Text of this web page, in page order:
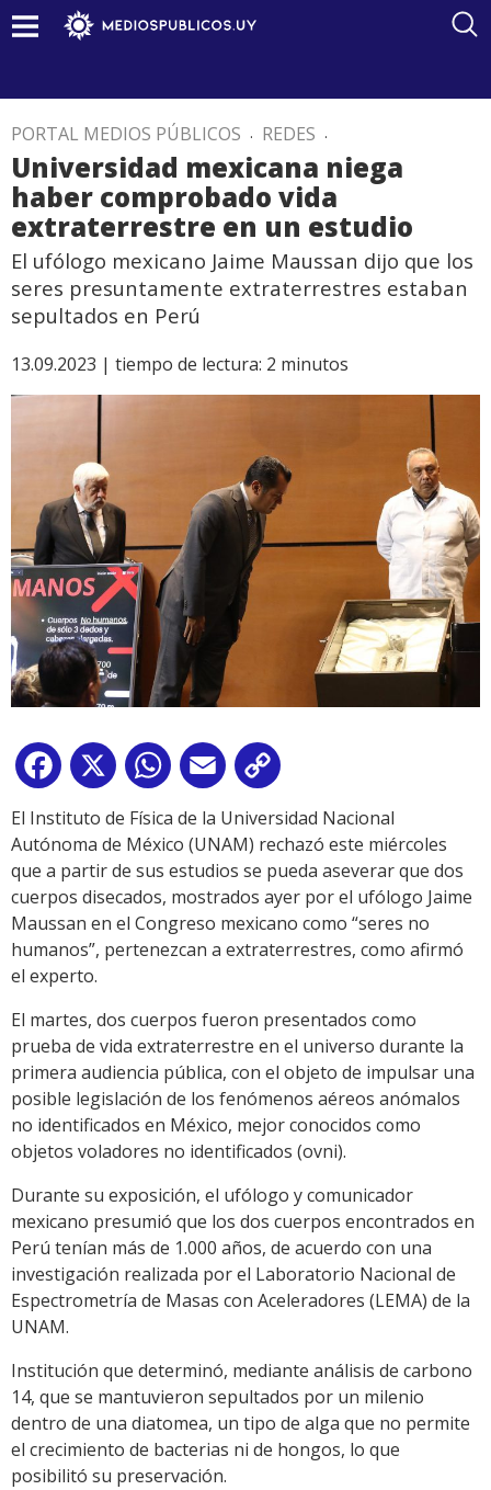
PORTAL MEDIOS PÚBLICOS . REDES .
Universidad mexicana niega
haber comprobado vida
extraterrestre en un estudio
El ufólogo mexicano Jaime Maussan dijo que los
seres presuntamente extraterrestres estaban
sepultados en Perú
13.09.2023 | tiempo de lectura: 2 minutos
Facebook
X WhatsApp
Email
Link
El Instituto de Física de la Universidad Nacional
Autónoma de México (UNAM) rechazó este miércoles
que a partir de sus estudios se pueda aseverar que dos
cuerpos disecados, mostrados ayer por el ufólogo Jaime
Maussan en el Congreso mexicano como “seres no
humanos”, pertenezcan a extraterrestres, como afirmó
el experto.
El martes, dos cuerpos fueron presentados como
prueba de vida extraterrestre en el universo durante la
primera audiencia pública, con el objeto de impulsar una
posible legislación de los fenómenos aéreos anómalos
no identificados en México, mejor conocidos como
objetos voladores no identificados (ovni).
Durante su exposición, el ufólogo y comunicador
mexicano presumió que los dos cuerpos encontrados en
Perú tenían más de 1.000 años, de acuerdo con una
investigación realizada por el Laboratorio Nacional de
Espectrometría de Masas con Aceleradores (LEMA) de la
UNAM.
Institución que determinó, mediante análisis de carbono
14, que se mantuvieron sepultados por un milenio
dentro de una diatomea, un tipo de alga que no permite
el crecimiento de bacterias ni de hongos, lo que
posibilitó su preservación.